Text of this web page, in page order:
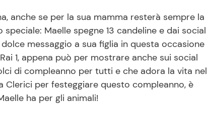
anche se per la sua mamma resterà sempre la
Maelle spegne 13 candeline e dai social
messaggio a sua figlia in questa occasione
1, appena può per mostrare anche sui social
di compleanno per tutti e che adora la vita nel
Clerici per festeggiare questo compleanno, è
ha per gli animali!